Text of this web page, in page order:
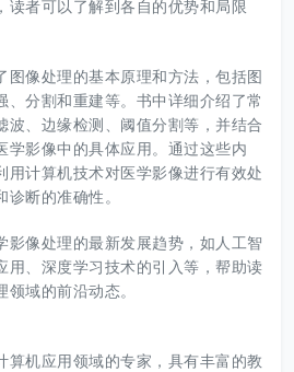
读者可以了解到各自的优势和局限
图像处理的基本原理和方法，包括图
、分割和重建等。书中详细介绍了常
波、边缘检测、阈值分割等，并结合
学影像中的具体应用。通过这些内
用计算机技术对医学影像进行有效处
断的准确性。
影像处理的最新发展趋势，如人工智
用、深度学习技术的引入等，帮助读
域的前沿动态。
算机应用领域的专家，具有丰富的教